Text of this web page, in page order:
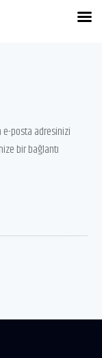
e-posta adresinizi
bir bağlantı